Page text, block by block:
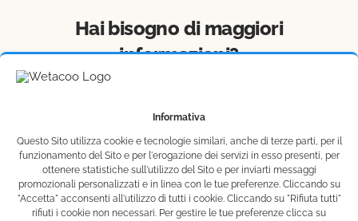
Informativa
Questo Sito utilizza cookie e tecnologie similari, anche di terze parti, per il
funzionamento del Sito e per l'erogazione dei servizi in esso presenti, per
ottenere statistiche sull'utilizzo del Sito e per inviarti messaggi
promozionali personalizzati e in linea con le tue preferenze. Cliccando su
"Accetta" acconsenti all'utilizzo di tutti i cookie. Cliccando su "Rifiuta tutti"
rifiuti i cookie non necessari. Per gestire le tue preferenze clicca su
Hai bisogno di maggiori
informazioni?
disposizione per rispondere a qualsiasi dubbio
Contattaci